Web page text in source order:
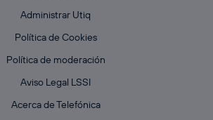
Administrar Utiq
Política de Cookies
Política de moderación
Aviso Legal LSSI
Acerca de Telefónica